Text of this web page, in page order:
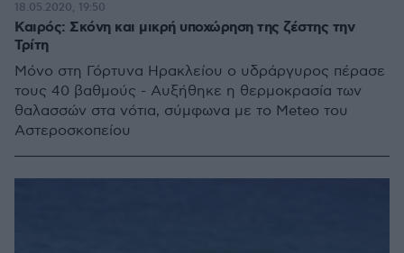
Καιρός: Σκόνη και μικρή υποχώρηση της ζέστης την
Τρίτη
Μόνο στη Γόρτυνα Ηρακλείου ο υδράργυρος πέρασε
τους 40 βαθμούς - Αυξήθηκε η θερμοκρασία των
θαλασσών στα νότια, σύμφωνα με το Μeteo του
Αστεροσκοπείου
18.05.2020, 19:50